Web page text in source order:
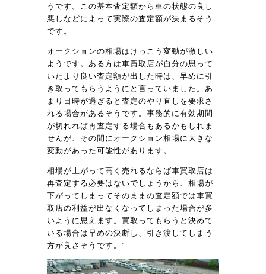
うです。この基本査定額から車の状態の良し
悪しなどによって実際の査定額が決まるそう
です。
オークションの相場はけっこう変動が激しい
ようです。ある方は車買取店が自分の思って
いたより良い査定額が出した時は、早めに引
き取ってもらうようにと言っていました。あ
まり日時が過ぎると査定のやり直しを要求さ
れる場合があるそうです。事務的に有効期間
が切れれば再査定する場合もあるかもしれま
せんが、その間にオークション相場に大きな
変動があった可能性があります。
相場が上がって高く売れるならば車買取店は
再査定する必要はないでしょうから、相場が
下がってしまってそのままの査定額では車買
取店の利益が出なくなってしまった場合が多
いように思えます。買取ってもらうと決めて
いる場合は早めの決断し、引き渡してしまう
方が良さそうです。”